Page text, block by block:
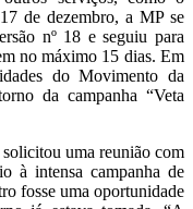
de dezembro, a MP se
nº 18 e seguiu para
no máximo 15 dias. Em
do Movimento da
da campanha “Veta
uma reunião com
à intensa campanha de
fosse uma oportunidade